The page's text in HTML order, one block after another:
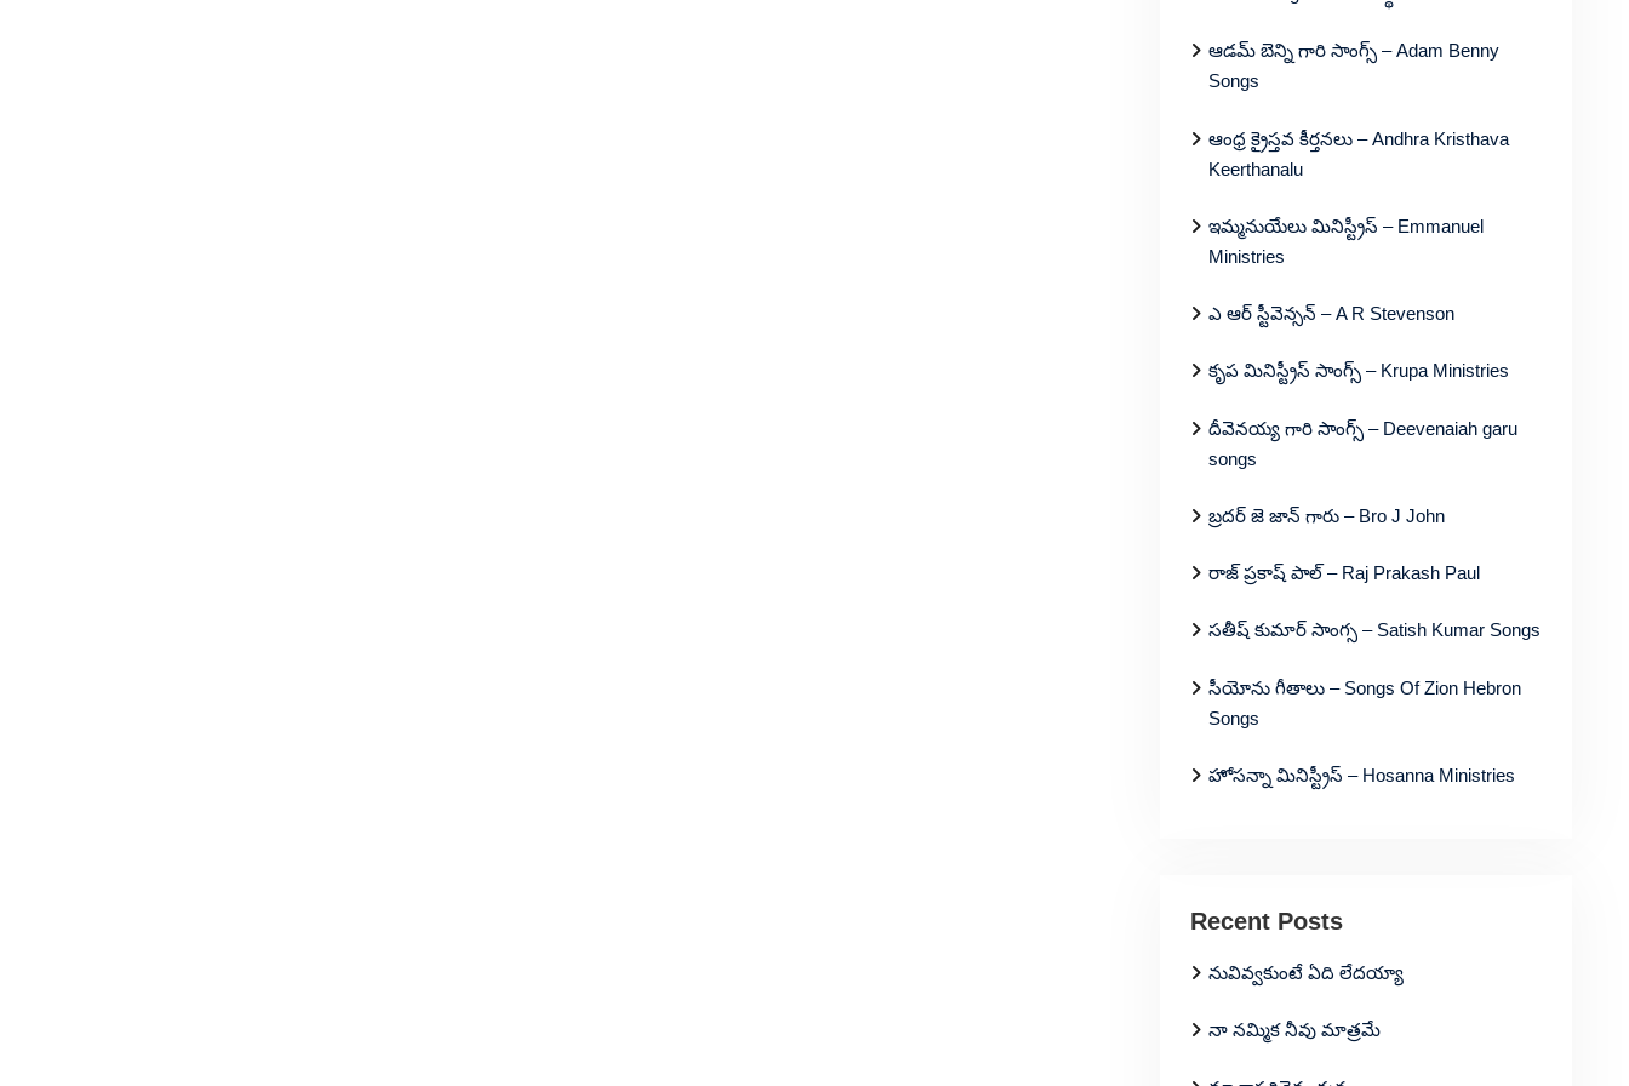
ఆడమ్ బెన్ని గారి సాంగ్స్ – Adam Benny
Songs
ఆంధ్ర క్రైస్తవ కీర్తనలు – Andhra Kristhava
Keerthanalu
ఇమ్మనుయేలు మినిస్ట్రీస్ – Emmanuel
Ministries
ఎ ఆర్ స్టీవెన్సన్ – A R Stevenson
కృప మినిస్ట్రీస్ సాంగ్స్ – Krupa Ministries
దీవెనయ్య గారి సాంగ్స్ – Deevenaiah garu
songs
బ్రదర్ జె జాన్ గారు – Bro J John
రాజ్ ప్రకాష్ పాల్ – Raj Prakash Paul
సతీష్ కుమార్ సాంగ్స – Satish Kumar Songs
సీయోను గీతాలు – Songs Of Zion Hebron
Songs
హోసన్నా మినిస్ట్రీస్ – Hosanna Ministries
Recent Posts
నువివ్వకుంటే ఏది లేదయ్యా
నా నమ్మిక నీవు మాత్రమే